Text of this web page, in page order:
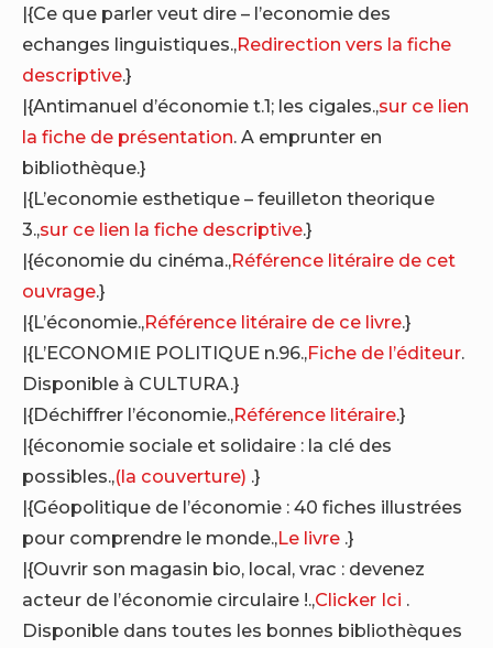
|{Ce que parler veut dire – l’economie des
echanges linguistiques.,Redirection vers la fiche
descriptive.}
|{Antimanuel d’économie t.1; les cigales.,sur ce lien
la fiche de présentation. A emprunter en
bibliothèque.}
|{L’economie esthetique – feuilleton theorique
3.,sur ce lien la fiche descriptive.}
|{économie du cinéma.,Référence litéraire de cet
ouvrage.}
|{L’économie.,Référence litéraire de ce livre.}
|{L’ECONOMIE POLITIQUE n.96.,Fiche de l’éditeur.
Disponible à CULTURA.}
|{Déchiffrer l’économie.,Référence litéraire.}
|{économie sociale et solidaire : la clé des
possibles.,(la couverture) .}
|{Géopolitique de l’économie : 40 fiches illustrées
pour comprendre le monde.,Le livre .}
|{Ouvrir son magasin bio, local, vrac : devenez
acteur de l’économie circulaire !.,Clicker Ici .
Disponible dans toutes les bonnes bibliothèques